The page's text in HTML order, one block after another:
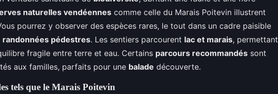
naturelles vendéennes comme celle du Marais Poitevin illustrent
pourrez y observer des espèces rares, le tout dans un cadre paisible
randonnées pédestres. Les sentiers parcourent lac et marais, permettant
fragile entre terre et eau. Certains parcours recommandés sont
aux familles, parfaits pour une balade découverte.
tels que le Marais Poitevin